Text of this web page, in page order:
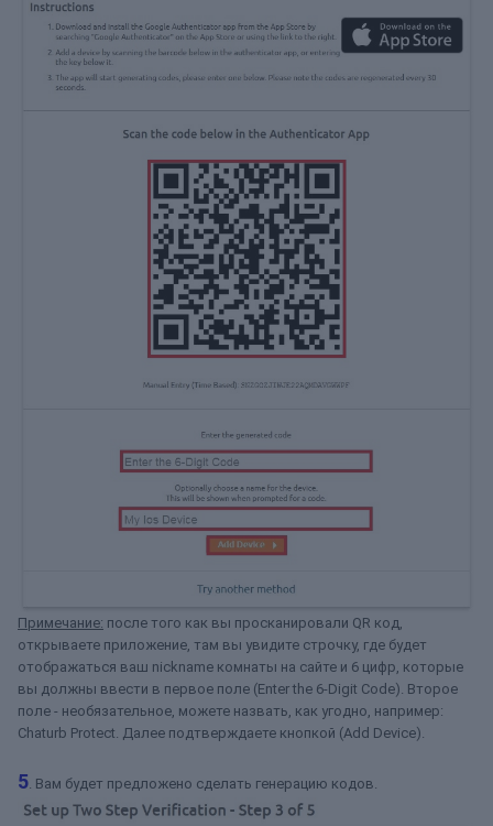
Примечание: после того как вы просканировали QR код,
открываете приложение, там вы увидите строчку, где будет
отображаться ваш nickname комнаты на сайте и 6 цифр, которые
вы должны ввести в первое поле (Enter the 6-Digit Code). Второе
поле - необязательное, можете назвать, как угодно, например:
Chaturb Protect. Далее подтверждаете кнопкой (Add Device).
5. Вам будет предложено сделать генерацию кодов.